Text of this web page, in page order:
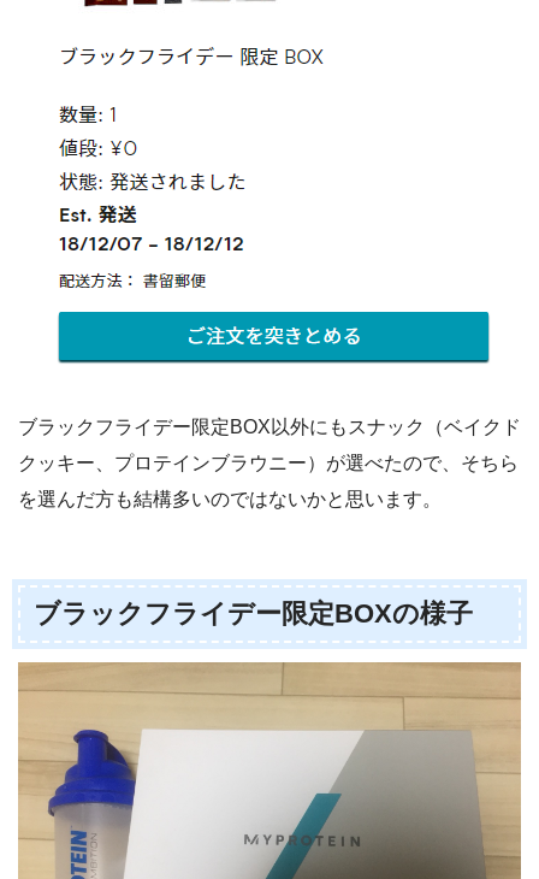
ブラックフライデー限定BOX以外にもスナック（ベイクド
クッキー、プロテインブラウニー）が選べたので、そちら
を選んだ方も結構多いのではないかと思います。
ブラックフライデー限定BOXの様子